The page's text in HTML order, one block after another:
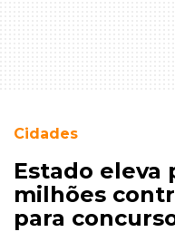
Cidades
Estado eleva
milhões
para